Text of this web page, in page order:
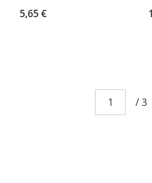
5,65 €
Sivu
You're /3